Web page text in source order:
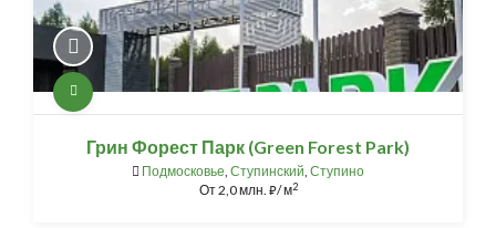
Грин Форест Парк (Green Forest Park)
Подмосковье, Ступинский, Ступино
От2,0 млн. ⃏/ м2